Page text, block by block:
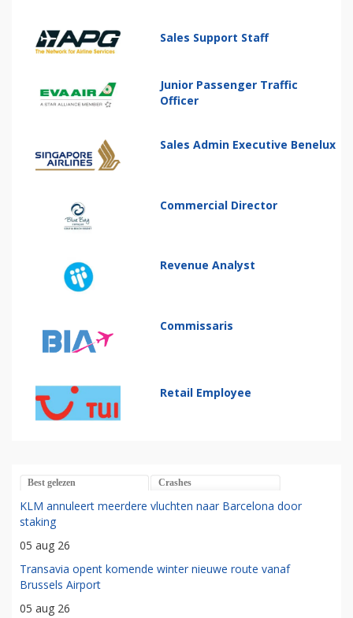
Sales Support Staff
Junior Passenger Traffic
Officer
Sales Admin Executive Benelux
Commercial Director
Revenue Analyst
Commissaris
Retail Employee
Best gelezen Crashes
KLM annuleert meerdere vluchten naar Barcelona door
staking
05 aug 26
Transavia opent komende winter nieuwe route vanaf
Brussels Airport
05 aug 26